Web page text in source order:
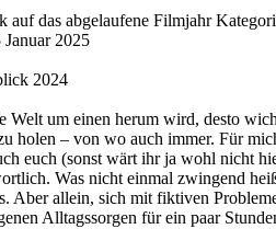
auf das abgelaufene Filmjahr
2025
Welt um einen herum wird, desto
holen – von wo auch immer. Für
euch (sonst wärt ihr ja wohl nicht
Was nicht einmal zwingend
Aber allein, sich mit fiktiven
Alltagssorgen für ein paar